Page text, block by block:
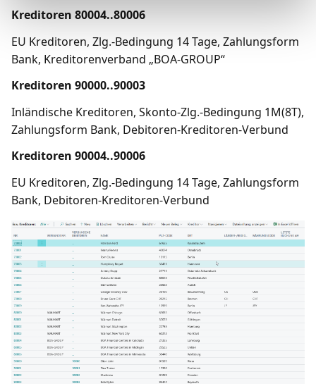
Kreditoren 80004..80006
EU Kreditoren, Zlg.-Bedingung 14 Tage, Zahlungsform
Bank, Kreditorenverband „BOA-GROUP“
Kreditoren 90000..90003
Inländische Kreditoren, Skonto-Zlg.-Bedingung 1M(8T),
Zahlungsform Bank, Debitoren-Kreditoren-Verbund
Kreditoren 90004..90006
EU Kreditoren, Zlg.-Bedingung 14 Tage, Zahlungsform
Bank, Debitoren-Kreditoren-Verbund